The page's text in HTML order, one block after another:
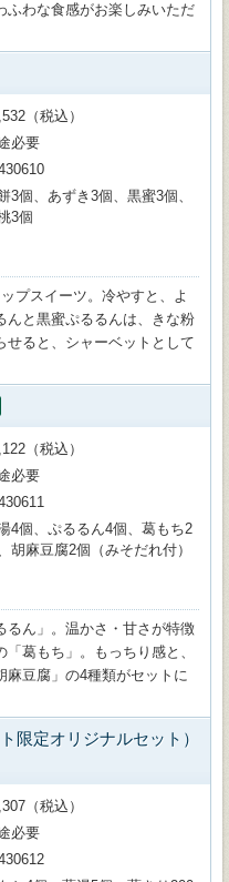
ふわな食感がお楽しみいただ
（税込）
必要
3個、あずき3個、黒蜜3個、
3個
プスイーツ。冷やすと、よ
んと黒蜜ぷるるんは、きな粉
せると、シャーベットとして
（税込）
必要
4個、ぷるるん4個、葛もち2
胡麻豆腐2個（みそだれ付）
るん」。温かさ・甘さが特徴
葛もち」。もっちり感と、
麻豆腐」の4種類がセットに
限定オリジナルセット）
（税込）
必要